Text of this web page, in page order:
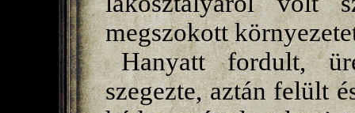
megszokott
Hanyatt fordult,
szegezte, aztán felült